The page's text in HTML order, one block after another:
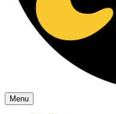
Menu